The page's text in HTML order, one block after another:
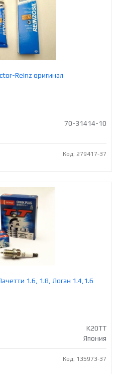
Reinz оригинал
70-31414-10
Код: 279417-37
1.6, 1.8, Логан 1.4,1.6
K20TT
Япония
Код: 135973-37